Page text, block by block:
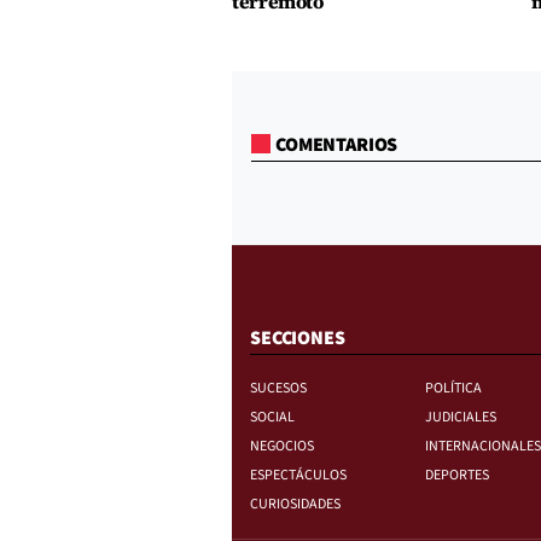
COMENTARIOS
SECCIONES
SUCESOS
POLÍTICA
SOCIAL
JUDICIALES
NEGOCIOS
INTERNACIONALES
ESPECTÁCULOS
DEPORTES
CURIOSIDADES